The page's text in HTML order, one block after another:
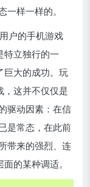
样一样的。
户的手机游戏
特立独行的一
巨大的成功。玩
，这并不仅仅是
驱动因素：在信
是常态，在此前
带来的强烈、连
的某种调适。